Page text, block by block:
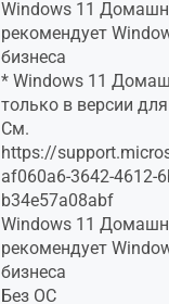
Windows 11
рекомендует
бизнеса
* Windows 11
только в версии
См.
https://
af060a6-3642-4612-
b34e57a08abf
Windows 11
рекомендует
бизнеса
Без ОС